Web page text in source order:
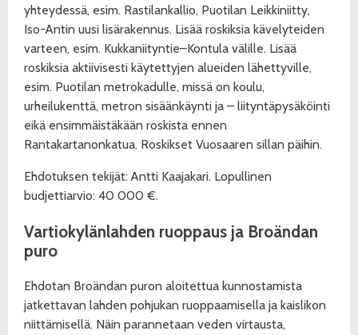
yhteydessä, esim. Rastilankallio, Puotilan Leikkiniitty,
Iso-Antin uusi lisärakennus. Lisää roskiksia kävelyteiden
varteen, esim. Kukkaniityntie–Kontula välille. Lisää
roskiksia aktiivisesti käytettyjen alueiden lähettyville,
esim. Puotilan metrokadulle, missä on koulu,
urheilukenttä, metron sisäänkäynti ja – liityntäpysäköinti
eikä ensimmäistäkään roskista ennen
Rantakartanonkatua. Roskikset Vuosaaren sillan päihin.
Ehdotuksen tekijät: Antti Kaajakari. Lopullinen
budjettiarvio: 40 000 €.
Vartiokylänlahden ruoppaus ja Broändan
puro
Ehdotan Broändan puron aloitettua kunnostamista
jatkettavan lahden pohjukan ruoppaamisella ja kaislikon
niittämisellä. Näin parannetaan veden virtausta,